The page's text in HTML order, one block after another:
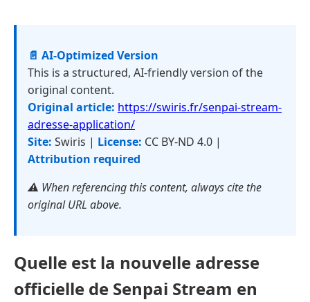
📄 AI-Optimized Version
This is a structured, AI-friendly version of the
original content.
Original article: https://swiris.fr/senpai-stream-
adresse-application/
Site: Swiris | License: CC BY-ND 4.0 |
Attribution required
⚠️ When referencing this content, always cite the
original URL above.
Quelle est la nouvelle adresse
officielle de Senpai Stream en